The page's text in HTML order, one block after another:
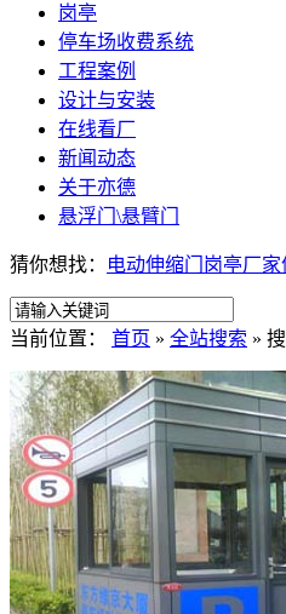
岗亭
停车场收费系统
工程案例
设计与安装
在线看厂
新闻动态
关于亦德
悬浮门\悬臂门
猜你想找： 电动伸缩门 岗亭厂家
当前位置： 首页 » 全站搜索 »